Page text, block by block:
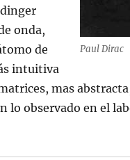
Paul Dirac
onda,
de
intuitiva
mas
lo observado en el